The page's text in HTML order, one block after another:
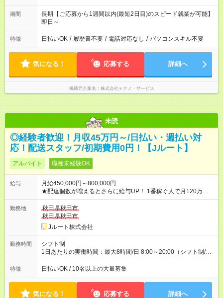
期間
長期【ご応募から1週間以内(最短2日目)のスピード就業が可能】
即日～
特徴 日払いOK / 履歴書不要 / 電話対応なし / パソコンスキル不要
気になる！ 応募する 詳細へ
掲載元企業名 株式会社テクノ・サービス
未読
◎経験者歓迎！月収45万円～/日払い・週払い対
応！配送スタッフ/初期費用0円！【Jルート】
アルバイト 職種未経験OK
給与
月給450,000円～800,000円
★配達個数が増えるとさらに給与UP！ 1番稼ぐ人で月120万ほ
ど！ ・主要都市エリア 月収55万円／週5日稼働 月収65万~112
万円／週6日稼働 ・地方郊外エリア 月収40万円／週5日稼働 月
収40万円~50万円／週6日稼働 ＜モデルイメージ＞ ■月収50万
円 (27歳男性/江東区在住)※元建築関係 1日150個配達×25日勤務
(日休み) ■月収80万円(43歳男性/墨田区在住)※元営業 1日200個
勤務地
秋田県秋田市
秋田県秋田市
Jルート株式会社
勤務時間
シフト制
1日あたりの実働時間：最大8時間/日 8:00～20:00（シフト制/実
働8時間） ※週5日勤務（場所次第では週4も有り） ※配達状況に
よって時間外での勤務可能性有り ※案件により多少の前後あり
特徴 日払いOK / 10名以上の大量募集
気になる！ 応募する 詳細へ